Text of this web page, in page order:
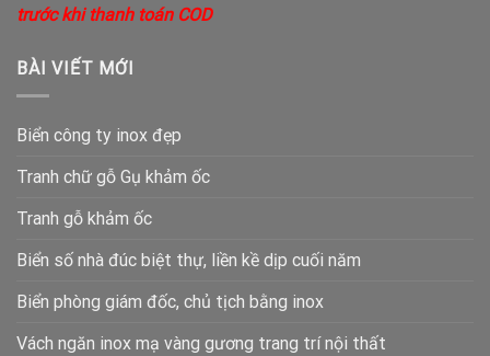
trước khi thanh toán COD
BÀI VIẾT MỚI
Biển công ty inox đẹp
Tranh chữ gỗ Gụ khảm ốc
Tranh gỗ khảm ốc
Biển số nhà đúc biệt thự, liền kề dịp cuối năm
Biển phòng giám đốc, chủ tịch bằng inox
Vách ngăn inox mạ vàng gương trang trí nội thất